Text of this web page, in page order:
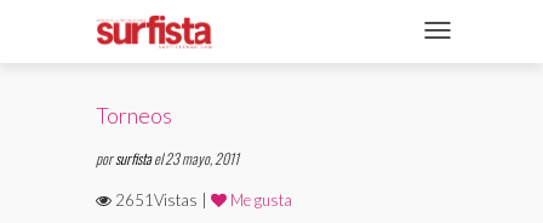
NAVEGACIÓN
REVISTA DIGITAL
Torneos
porsurfistael 23 mayo, 2011
2651Vistas | Me gusta